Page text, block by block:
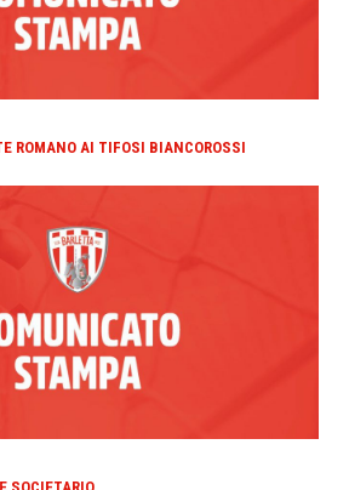
ROMANO AI TIFOSI BIANCOROSSI